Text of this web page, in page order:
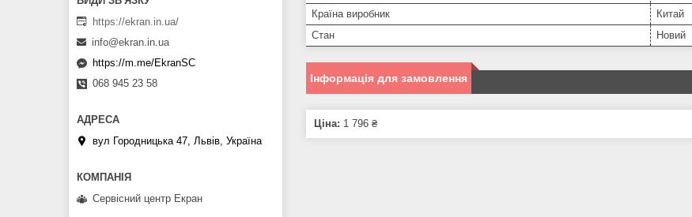
Країна виробник
Китай
Стан
Новий
Інформація для замовлення
Ціна: 1 796 ₴
https://ekran.in.ua/
info@ekran.in.ua
https://m.me/EkranSC
068 945 23 58
вул Городницька 47, Львів, Україна
Сервісний центр Екран